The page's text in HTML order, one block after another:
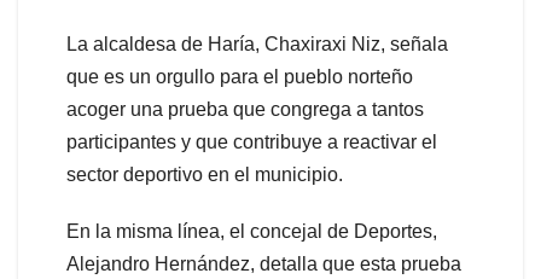
La alcaldesa de Haría, Chaxiraxi Niz, señala
que es un orgullo para el pueblo norteño
acoger una prueba que congrega a tantos
participantes y que contribuye a reactivar el
sector deportivo en el municipio.
En la misma línea, el concejal de Deportes,
Alejandro Hernández, detalla que esta prueba